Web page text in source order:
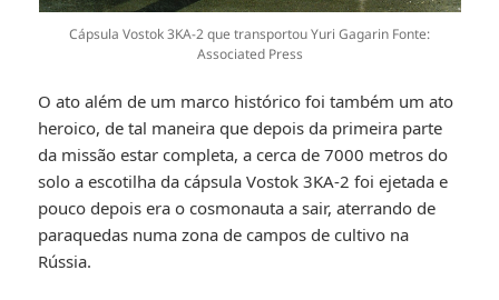
Cápsula Vostok 3KA-2 que transportou Yuri Gagarin Fonte:
Associated Press
O ato além de um marco histórico foi também um ato
heroico, de tal maneira que depois da primeira parte
da missão estar completa, a cerca de 7000 metros do
solo a escotilha da cápsula Vostok 3KA-2 foi ejetada e
pouco depois era o cosmonauta a sair, aterrando de
paraquedas numa zona de campos de cultivo na
Rússia.